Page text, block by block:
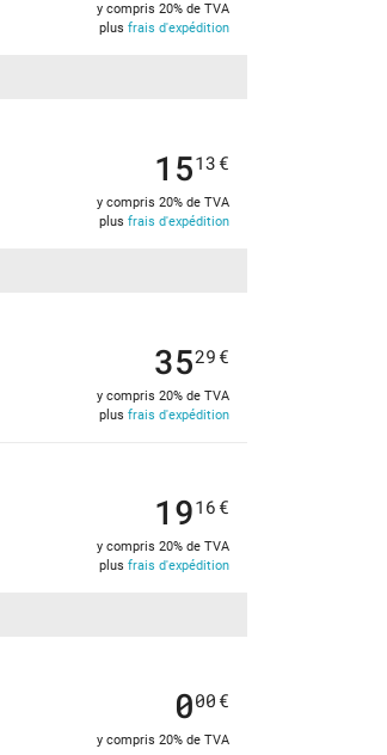
y compris 20% de TVA
plus frais d'expédition
1513 €
y compris 20% de TVA
plus frais d'expédition
3529 €
y compris 20% de TVA
plus frais d'expédition
1916 €
y compris 20% de TVA
plus frais d'expédition
000 €
y compris 20% de TVA